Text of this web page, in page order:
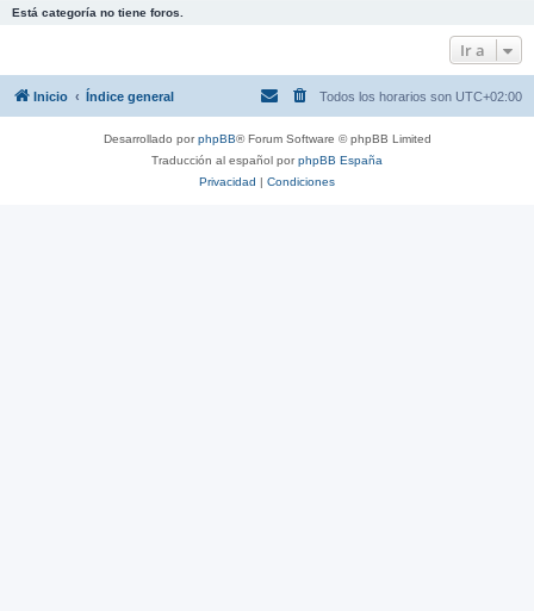
Está categoría no tiene foros.
Ir a
Inicio Índice general Todos los horarios son UTC+02:00
Desarrollado porphpBB® Forum Software © phpBB Limited
Traducción al español porphpBB España
Privacidad | Condiciones